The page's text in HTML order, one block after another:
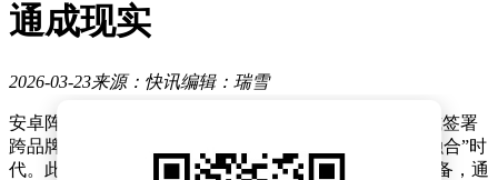
通成现实
2026-03-23来源：快讯编辑：瑞雪
安卓阵营迎来重大突破，OPPO与vivo两大头部厂商正式签署
跨品牌互联互通协议，标志着安卓生态正式开启“无界融合”时
代。此次合作覆盖手机、平板、手表、耳机等全场景设备，通